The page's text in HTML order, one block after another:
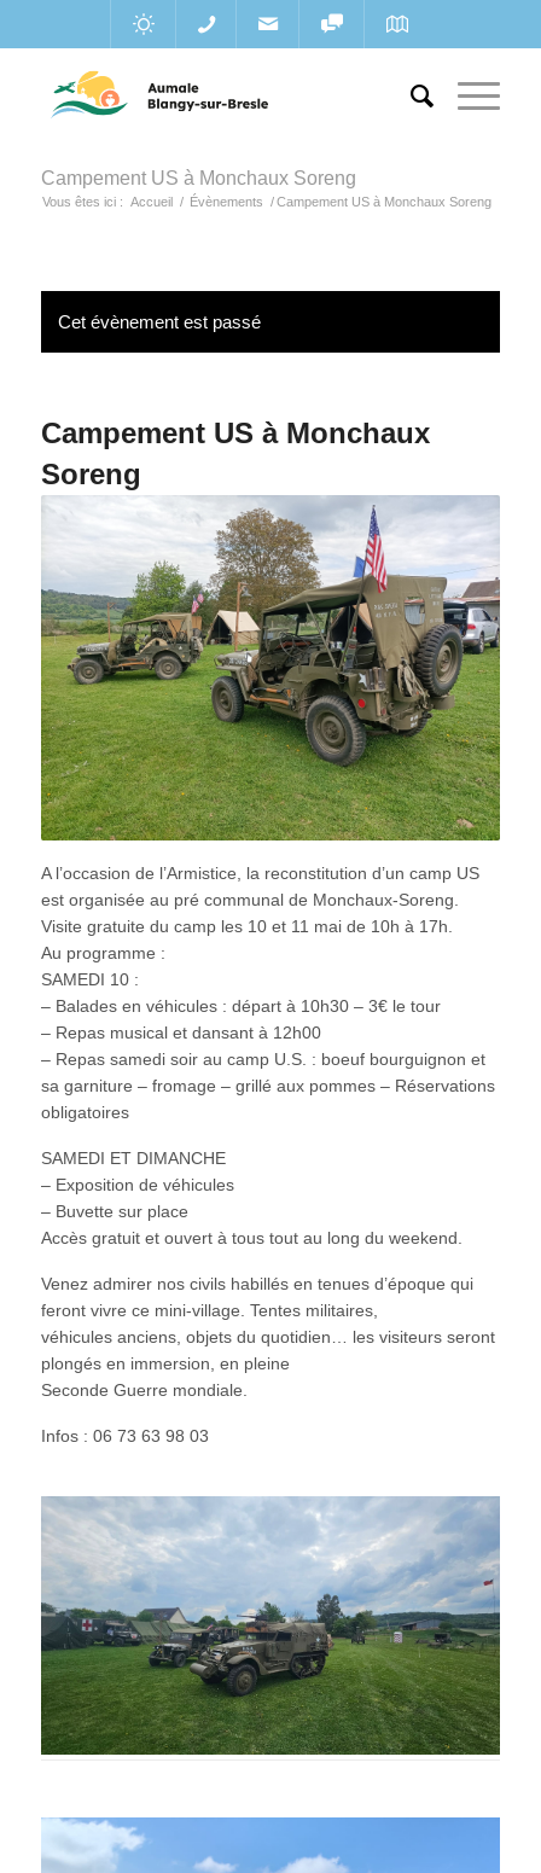
Campement US à Monchaux Soreng
Vous êtes ici : Accueil / Évènements / Campement US à Monchaux Soreng
Cet évènement est passé
Campement US à Monchaux
Soreng
A l’occasion de l’Armistice, la reconstitution d’un camp US
est organisée au pré communal de Monchaux-Soreng.
Visite gratuite du camp les 10 et 11 mai de 10h à 17h.
Au programme :
SAMEDI 10 :
– Balades en véhicules : départ à 10h30 – 3€ le tour
– Repas musical et dansant à 12h00
– Repas samedi soir au camp U.S. : boeuf bourguignon et
sa garniture – fromage – grillé aux pommes – Réservations
obligatoires
SAMEDI ET DIMANCHE
– Exposition de véhicules
– Buvette sur place
Accès gratuit et ouvert à tous tout au long du weekend.
Venez admirer nos civils habillés en tenues d’époque qui
feront vivre ce mini-village. Tentes militaires,
véhicules anciens, objets du quotidien… les visiteurs seront
plongés en immersion, en pleine
Seconde Guerre mondiale.
Infos : 06 73 63 98 03